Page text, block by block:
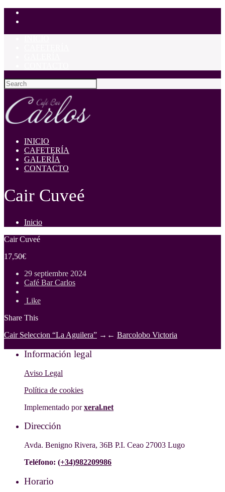
INICIO
CAFETERÍA
GALERÍA
CONTACTO
Cair Cuveé
Inicio
Cair Cuveé
17,50€
29 septiembre 2024
Café Bar Carlos
Like
Share This
Cair Seleccion “La Aguilera” → ← Barcolobo Victoria
Información legal
Aviso Legal
Política de cookies
Implementado por xeral.net
Dirección
Avda. Benigno Rivera, 36B P.I. Ceao 27003 Lugo
Teléfono: (+34)982209986
Horario